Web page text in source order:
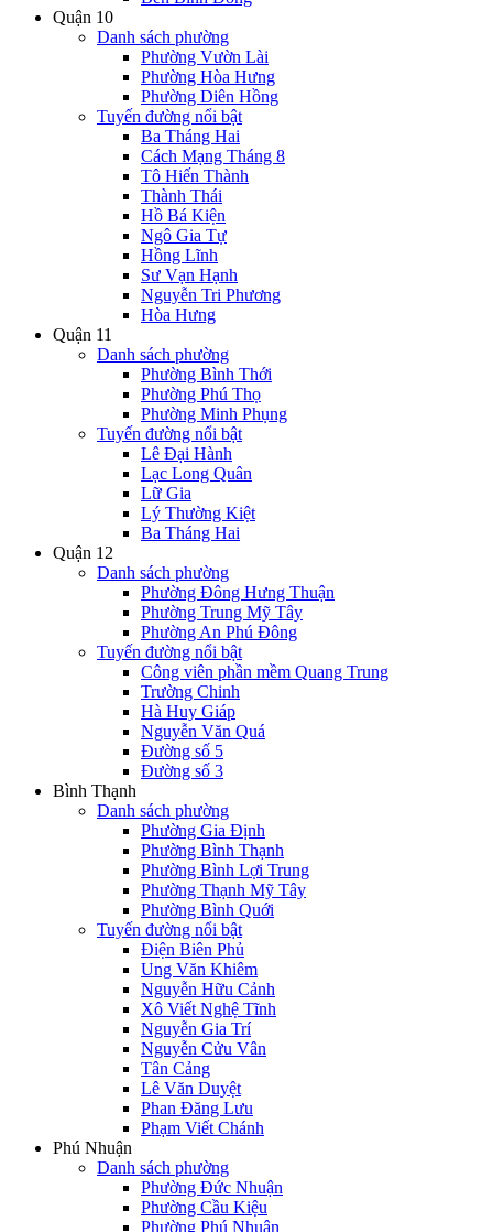
Quận 10
Danh sách phường
Phường Vườn Lài
Phường Hòa Hưng
Phường Diên Hồng
Tuyến đường nổi bật
Ba Tháng Hai
Cách Mạng Tháng 8
Tô Hiến Thành
Thành Thái
Hồ Bá Kiện
Ngô Gia Tự
Hồng Lĩnh
Sư Vạn Hạnh
Nguyễn Tri Phương
Hòa Hưng
Quận 11
Danh sách phường
Phường Bình Thới
Phường Phú Thọ
Phường Minh Phụng
Tuyến đường nổi bật
Lê Đại Hành
Lạc Long Quân
Lữ Gia
Lý Thường Kiệt
Ba Tháng Hai
Quận 12
Danh sách phường
Phường Đông Hưng Thuận
Phường Trung Mỹ Tây
Phường An Phú Đông
Tuyến đường nổi bật
Công viên phần mềm Quang Trung
Trường Chinh
Hà Huy Giáp
Nguyễn Văn Quá
Đường số 5
Đường số 3
Bình Thạnh
Danh sách phường
Phường Gia Định
Phường Bình Thạnh
Phường Bình Lợi Trung
Phường Thạnh Mỹ Tây
Phường Bình Quới
Tuyến đường nổi bật
Điện Biên Phủ
Ung Văn Khiêm
Nguyễn Hữu Cảnh
Xô Viết Nghệ Tĩnh
Nguyễn Gia Trí
Nguyễn Cửu Vân
Tân Cảng
Lê Văn Duyệt
Phan Đăng Lưu
Phạm Viết Chánh
Phú Nhuận
Danh sách phường
Phường Đức Nhuận
Phường Cầu Kiệu
Phường Phú Nhuận